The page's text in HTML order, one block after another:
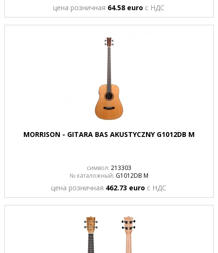
цена розничная 64.58 euro с НДС
MORRISON - GITARA BAS AKUSTYCZNY G1012DB M
символ: 213303
№ каталожный: G1012DB M
цена розничная 462.73 euro с НДС